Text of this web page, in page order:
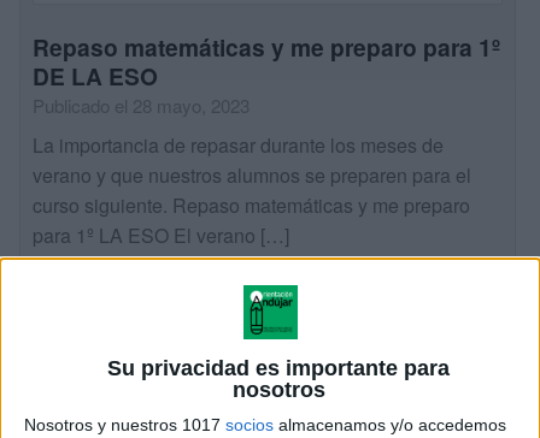
Su privacidad es importante para
nosotros
Nosotros y nuestros 1017 socios almacenamos y/o accedemos
Repaso matemáticas y me preparo para 1º
DE LA ESO
Publicado el 28 mayo, 2023
La importancia de repasar durante los meses de
verano y que nuestros alumnos se preparen para el
curso siguiente. Repaso matemáticas y me preparo
para 1º LA ESO El verano […]